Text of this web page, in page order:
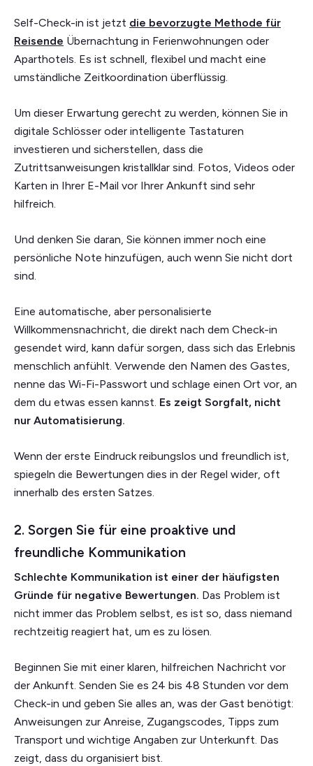
Self-Check-in ist jetzt die bevorzugte Methode für
Reisende Übernachtung in Ferienwohnungen oder
Aparthotels. Es ist schnell, flexibel und macht eine
umständliche Zeitkoordination überflüssig.
Um dieser Erwartung gerecht zu werden, können Sie in
digitale Schlösser oder intelligente Tastaturen
investieren und sicherstellen, dass die
Zutrittsanweisungen kristallklar sind. Fotos, Videos oder
Karten in Ihrer E-Mail vor Ihrer Ankunft sind sehr
hilfreich.
Und denken Sie daran, Sie können immer noch eine
persönliche Note hinzufügen, auch wenn Sie nicht dort
sind.
Eine automatische, aber personalisierte
Willkommensnachricht, die direkt nach dem Check-in
gesendet wird, kann dafür sorgen, dass sich das Erlebnis
menschlich anfühlt. Verwende den Namen des Gastes,
nenne das Wi-Fi-Passwort und schlage einen Ort vor, an
dem du etwas essen kannst. Es zeigt Sorgfalt, nicht
nur Automatisierung.
Wenn der erste Eindruck reibungslos und freundlich ist,
spiegeln die Bewertungen dies in der Regel wider, oft
innerhalb des ersten Satzes.
2. Sorgen Sie für eine proaktive und
freundliche Kommunikation
Schlechte Kommunikation ist einer der häufigsten
Gründe für negative Bewertungen. Das Problem ist
nicht immer das Problem selbst, es ist so, dass niemand
rechtzeitig reagiert hat, um es zu lösen.
Beginnen Sie mit einer klaren, hilfreichen Nachricht vor
der Ankunft. Senden Sie es 24 bis 48 Stunden vor dem
Check-in und geben Sie alles an, was der Gast benötigt:
Anweisungen zur Anreise, Zugangscodes, Tipps zum
Transport und wichtige Angaben zur Unterkunft. Das
zeigt, dass du organisiert bist.